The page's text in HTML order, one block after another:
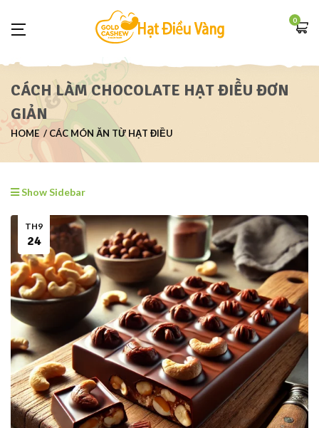
0
CÁCH LÀM CHOCOLATE HẠT ĐIỀU ĐƠN
GIẢN
HOME CÁC MÓN ĂN TỪ HẠT ĐIỀU
Show Sidebar
TH9
24